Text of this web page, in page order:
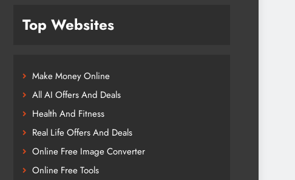
Top Websites
Make Money Online
All AI Offers And Deals
Health And Fitness
Real Life Offers And Deals
Online Free Image Converter
Online Free Tools